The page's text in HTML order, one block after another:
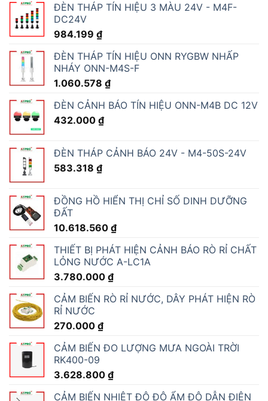
ĐÈN THÁP TÍN HIỆU 3 MÀU 24V - M4F-
DC24V
984.199 ₫
ĐÈN THÁP TÍN HIỆU ONN RYGBW NHẤP
NHÁY ONN-M4S-F
1.060.578 ₫
ĐÈN CẢNH BÁO TÍN HIỆU ONN-M4B DC 12V
432.000 ₫
ĐÈN THÁP CẢNH BÁO 24V - M4-50S-24V
583.318 ₫
ĐỒNG HỒ HIỂN THỊ CHỈ SỐ DINH DƯỠNG
ĐẤT
10.618.560 ₫
THIẾT BỊ PHÁT HIỆN CẢNH BÁO RÒ RỈ CHẤT
LỎNG NƯỚC A-LC1A
3.780.000 ₫
CẢM BIẾN RÒ RỈ NƯỚC, DÂY PHÁT HIỆN RÒ
RỈ NƯỚC
270.000 ₫
CẢM BIẾN ĐO LƯỢNG MƯA NGOÀI TRỜI
RK400-09
3.628.800 ₫
CẢM BIẾN NHIỆT ĐỘ ĐỘ ẨM ĐỘ DẪN ĐIỆN